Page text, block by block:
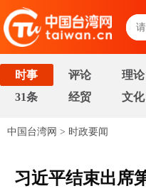
时事 评论 理论
31条
经贸 文化
中国台湾网 > 时政要闻
习近平结束出席